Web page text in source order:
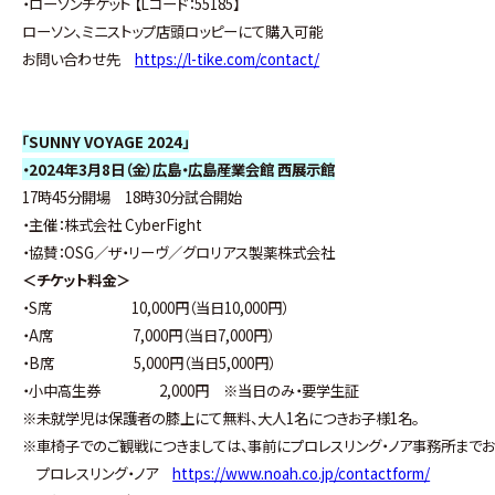
ローソン、ミニストップ店頭ロッピーにて購入可能
お問い合わせ先https://l-tike.com/contact/
「SUNNY VOYAGE 2024」
・2024年3月8日（金）広島・広島産業会館 西展示館
17時45分開場 18時30分試合開始
・主催：株式会社 CyberFight
・協賛：OSG／ザ・リーヴ／グロリアス製薬株式会社
＜チケット料金＞
・S席 10,000円（当日10,000円）
・A席 7,000円（当日7,000円）
・B席 5,000円（当日5,000円）
・小中高生券 2,000円 ※当日のみ・要学生証
※未就学児は保護者の膝上にて無料、大人1名につきお子様1名。
※車椅子でのご観戦につきましては、事前にプロレスリング・ノア事務所まで
プロレスリング・ノアhttps://www.noah.co.jp/contactform/